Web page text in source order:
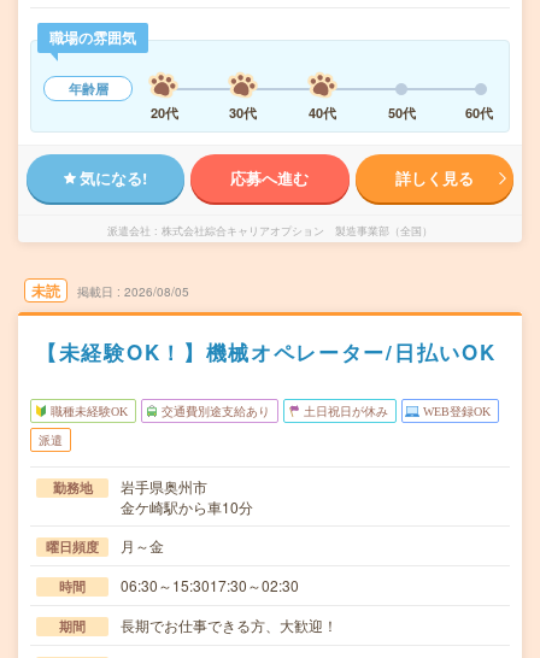
職場の雰囲気
年齢層
20代
30代 40代 50代 60代
気になる! 応募へ進む 詳しく見る
派遣会社 株式会社綜合キャリアオプション 製造事業部（全国）
未読 掲載日 2026/08/05
【未経験OK！】機械オペレーター/日払いOK
職種未経験OK 交通費別途支給あり 土日祝日が休み WEB登録OK
派遣
勤務地
岩手県奥州市
金ケ崎駅から車10分
曜日頻度 月～金
時間 06:30～15:3017:30～02:30
期間 長期でお仕事できる方、大歓迎！